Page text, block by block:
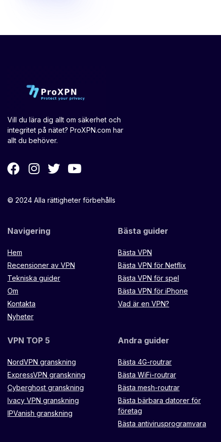
Vill du lära dig allt om säkerhet och
integritet på nätet? ProXPN.com har
allt du behöver.
© 2024 Alla rättigheter förbehålls
Navigering
Hem
Recensioner av VPN
Tekniska guider
Om
Kontakta
Nyheter
Bästa guider
Bästa VPN
Bästa VPN för Netflix
Bästa VPN för spel
Bästa VPN för iPhone
Vad är en VPN?
VPN TOP 5
NordVPN granskning
ExpressVPN granskning
Cyberghost granskning
Ivacy VPN granskning
IPVanish granskning
Andra guider
Bästa 4G-routrar
Bästa WiFi-routrar
Bästa mesh-routrar
Bästa bärbara datorer för
företag
Bästa antivirusprogramvara